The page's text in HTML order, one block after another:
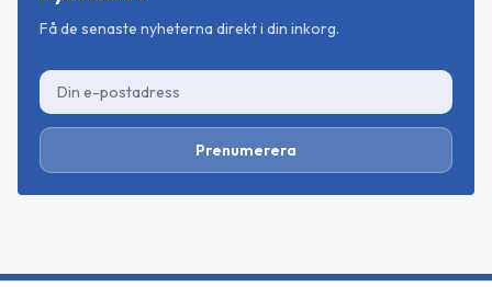
Få de senaste nyheterna direkt i din inkorg.
Prenumerera